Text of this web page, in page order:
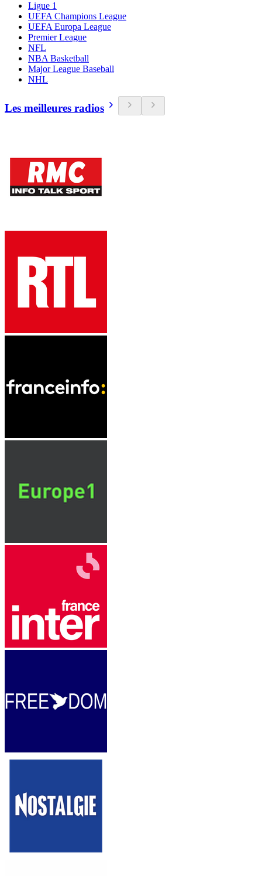
Ligue 1
UEFA Champions League
UEFA Europa League
Premier League
NFL
NBA Basketball
Major League Baseball
NHL
Les meilleures radios